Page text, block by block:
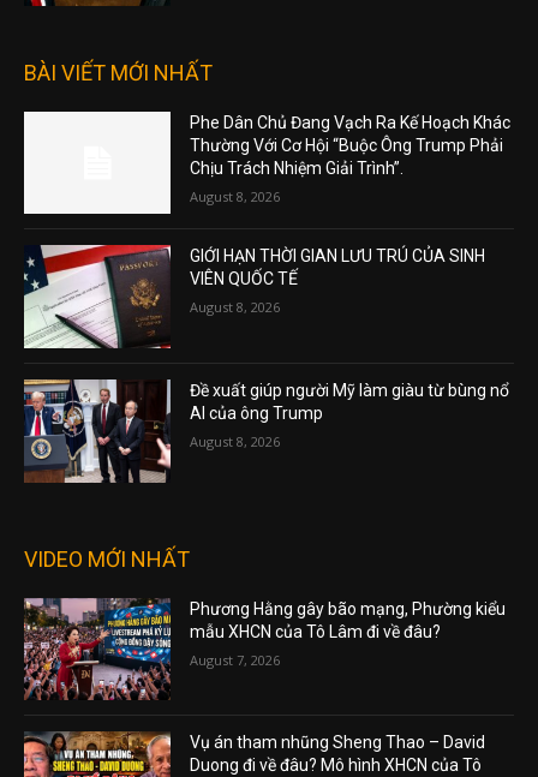
BÀI VIẾT MỚI NHẤT
Phe Dân Chủ Đang Vạch Ra Kế Hoạch Khác
Thường Với Cơ Hội “Buộc Ông Trump Phải
Chịu Trách Nhiệm Giải Trình”.
August 8, 2026
GIỚI HẠN THỜI GIAN LƯU TRÚ CỦA SINH
VIÊN QUỐC TẾ
August 8, 2026
Đề xuất giúp người Mỹ làm giàu từ bùng nổ
AI của ông Trump
August 8, 2026
VIDEO MỚI NHẤT
Phương Hằng gây bão mạng, Phường kiểu
mẫu XHCN của Tô Lâm đi về đâu?
August 7, 2026
Vụ án tham nhũng Sheng Thao – David
Duong đi về đâu? Mô hình XHCN của Tô